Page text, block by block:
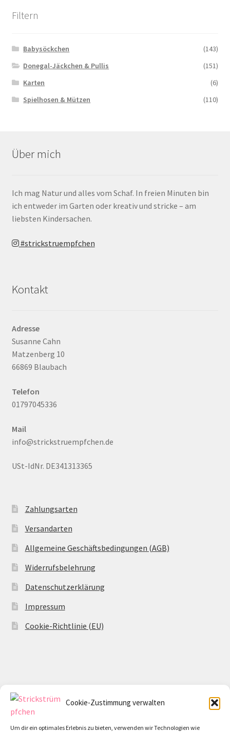
Cookie-Zustimmung verwalten
Um dir ein optimales Erlebnis zu bieten, verwenden wir Technologien wie
Filtern
Babysöckchen
(143)
Donegal-Jäckchen & Pullis
(151)
Karten
(6)
Spielhosen & Mützen
(110)
Über mich
Ich mag Natur und alles vom Schaf. In freien Minuten bin
ich entweder im Garten oder kreativ und stricke – am
liebsten Kindersachen.
#strickstruempfchen
Kontakt
Adresse
Susanne Cahn
Matzenberg 10
66869 Blaubach
Telefon
01797045336
Mail
info@strickstruempfchen.de
USt-IdNr. DE341313365
Zahlungsarten
Versandarten
Allgemeine Geschäftsbedingungen (AGB)
Widerrufsbelehrung
Datenschutzerklärung
Impressum
Cookie-Richtlinie (EU)
Datenschutzerklärung
Erstellt mit WooCommerce